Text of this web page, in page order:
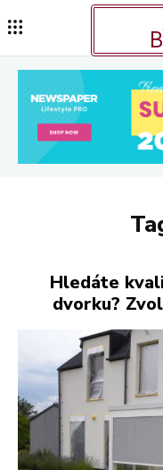
Hledáte
dvorku?